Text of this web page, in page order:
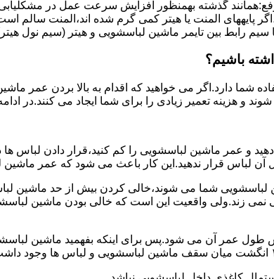
ﺑﺮق،اﮔﺮ پایههای اﻟﻤﻨﺖ یا هیتر کمی ﮔﺮم ﺷﺪه اند،اﻟﻤﻨﺖ
ﺳﯿﻢ راﺑﻂ ﺑﯿﻦ ﺗﺎﯾﻤﺮ ماشین لباسشویی و ﻫﯿﺘﺮ (سیم ﻧﻮل
باشیم؟
شما دارد.اگر می خواهید که اقدام به بالا بردن عمر
شما ایجاد می کنند.در ادامه ۵ راه حل برای بالا بردن عمر ماشین لباسشویی را ذکر می
دهید و عمر ماشین لباسشویی را کم کنید،قرار دادن
شما می شوند،خالی کردن بیش از حد ماشین
نمی زند.ولی واقعیت این است که خالی بودن ماشین
عمر آن می شود.پس برای اینکه بفهمید ماشین